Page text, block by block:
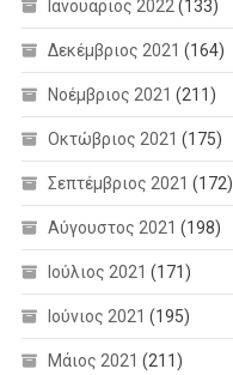
Ιανουάριος 2022 (133)
Δεκέμβριος 2021 (164)
Νοέμβριος 2021 (211)
Οκτώβριος 2021 (175)
Σεπτέμβριος 2021 (172)
Αύγουστος 2021 (198)
Ιούλιος 2021 (171)
Ιούνιος 2021 (195)
Μάιος 2021 (211)